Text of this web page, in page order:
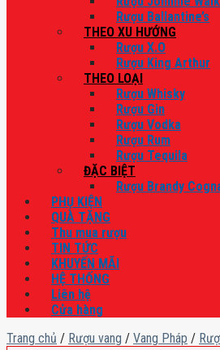
Rượu Ballantine’s
THEO XU HƯỚNG
Rượu X.O
Rượu King Arthur
THEO LOẠI
Rượu Whisky
Rượu Gin
Rượu Vodka
Rượu Rum
Rượu Tequila
ĐẶC BIỆT
Rượu Brandy
PHỤ KIỆN
QUÀ TẶNG
Thu mua rượu
TIN TỨC
KHUYẾN MÃI
HỆ THỐNG
Liên hệ
Cửa hàng
Trang chủ / Rượu vang / Vang Pháp /